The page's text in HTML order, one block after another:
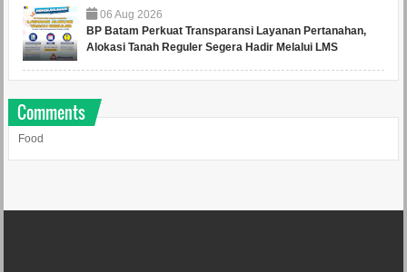
06 Aug 2026
BP Batam Perkuat Transparansi Layanan Pertanahan,
Alokasi Tanah Reguler Segera Hadir Melalui LMS
Comments
Food